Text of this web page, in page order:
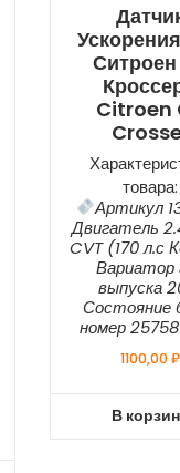
Citroen
товара:
Артикул
Двигатель
CVT (170 л.с
Вариатор
выпуска
Состояние
номер
1100,00₽
В